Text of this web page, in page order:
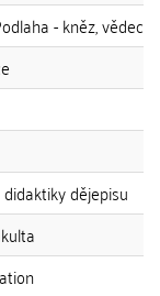
- kněz, vědec,
dějepisu